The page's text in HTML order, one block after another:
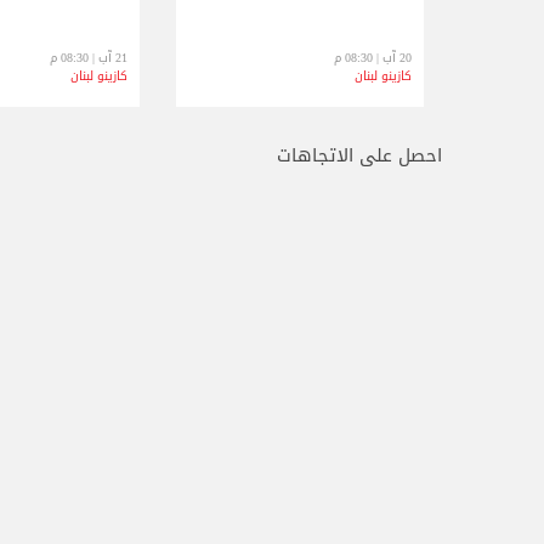
20 آب | 08:30 م
كازينو لبنان
21 آب | 08:30 م
كازينو لبنان
احصل على الاتجاهات